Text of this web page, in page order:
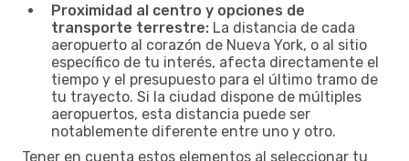
Proximidad al centro y opciones de
transporte terrestre: La distancia de cada
aeropuerto al corazón de Nueva York, o al sitio
específico de tu interés, afecta directamente el
tiempo y el presupuesto para el último tramo de
tu trayecto. Si la ciudad dispone de múltiples
aeropuertos, esta distancia puede ser
notablemente diferente entre uno y otro.
Tener en cuenta estos elementos al seleccionar tu